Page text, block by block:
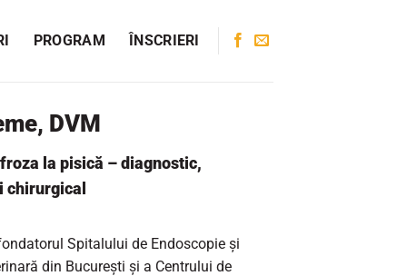
PROGRAM ÎNSCRIERI
DVM
la pisică – diagnostic,
chirurgical
Spitalului de Endoscopie și
din București și a Centrului de